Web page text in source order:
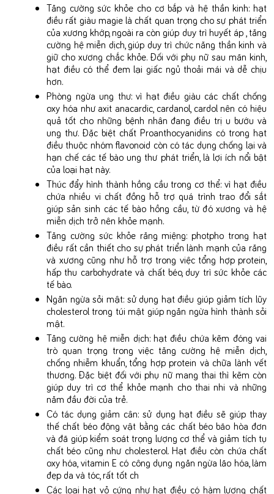
Tăng cường sức khỏe cho cơ bắp và hệ thần kinh: hạt
điều rất giàu magie là chất quan trọng cho sự phát triển
của xương khớp, ngoài ra còn giúp duy trì huyết áp , tăng
cường hệ miễn dịch, giúp duy trì chức năng thần kinh và
giữ cho xương chắc khỏe. Đối với phụ nữ sau mãn kinh,
hạt điều có thể đem lại giấc ngủ thoải mái và dễ chịu
hơn.
Phòng ngừa ung thư: vì hạt điều giàu các chất chống
oxy hóa như axit anacardic, cardanol, cardol nên có hiệu
quả tốt cho những bệnh nhân đang điều trị u bướu và
ung thư. Đặc biệt chất Proanthocyanidins có trong hạt
điều thuộc nhóm flavonoid còn có tác dụng chống lại và
hạn chế các tế bào ung thư phát triển, là lợi ích nổi bật
của loại hạt này.
Thúc đẩy hình thành hồng cầu trong cơ thể: vì hạt điều
chứa nhiều vi chất đồng hỗ trợ quá trình trao đổi sắt
giúp sản sinh các tế bào hồng cầu, từ đó xương và hệ
miễn dịch trở nên khỏe mạnh.
Tăng cường sức khỏe răng miệng: photpho trong hạt
điều rất cần thiết cho sự phát triển lành mạnh của răng
và xương cũng như hỗ trợ trong việc tổng hợp protein,
hấp thu carbohydrate và chất béo, duy trì sức khỏe các
tế bào.
Ngăn ngừa sỏi mật: sử dụng hạt điều giúp giảm tích lũy
cholesterol trong túi mật giúp ngăn ngừa hình thành sỏi
mật.
Tăng cường hệ miễn dịch: hạt điều chứa kẽm đóng vai
trò quan trọng trong việc tăng cường hệ miễn dịch,
chống nhiễm khuẩn, tổng hợp protein và chữa lành vết
thương. Đặc biệt đối với phụ nữ mang thai thì kẽm còn
giúp duy trì cơ thể khỏe mạnh cho thai nhi và những
năm đầu đời của trẻ.
Có tác dụng giảm cân: sử dụng hạt điều sẽ giúp thay
thế chất béo động vật bằng các chất béo bão hòa đơn
và đã giúp kiểm soát trọng lượng cơ thể và giảm tích tụ
chất béo cũng như cholesterol. Hạt điều còn chứa chất
oxy hóa, vitamin E có công dụng ngăn ngừa lão hóa, làm
đẹp da và tóc, rất tốt ch
Các loại hạt vỏ cứng như hạt điều có hàm lượng chất